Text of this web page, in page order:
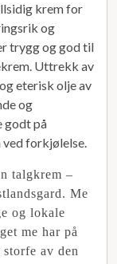
krem for
og
trygg og god til
Uttrekk av
eterisk olje av
og
godt på
ved forkjølelse.
talgkrem –
Me
og lokale
me har på
av den